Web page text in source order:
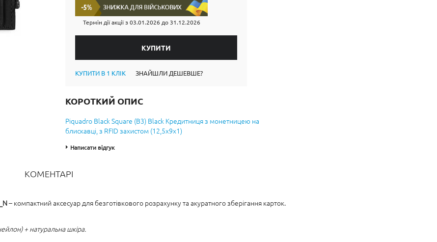
Термін дії акції з03.01.2026 до 31.12.2026
КУПИТИ В 1 КЛІК ЗНАЙШЛИ ДЕШЕВШЕ?
КОРОТКИЙ ОПИС
Piquadro Black Square (B3) Black Кредитниця з монетницею на
блискавці, з RFID захистом (12,5x9x1)
Написати відгук
КОМЕНТАРІ
– компактний аксесуар для безготівкового розрахунку та акуратного зберігання карток.
+ натуральна шкіра.